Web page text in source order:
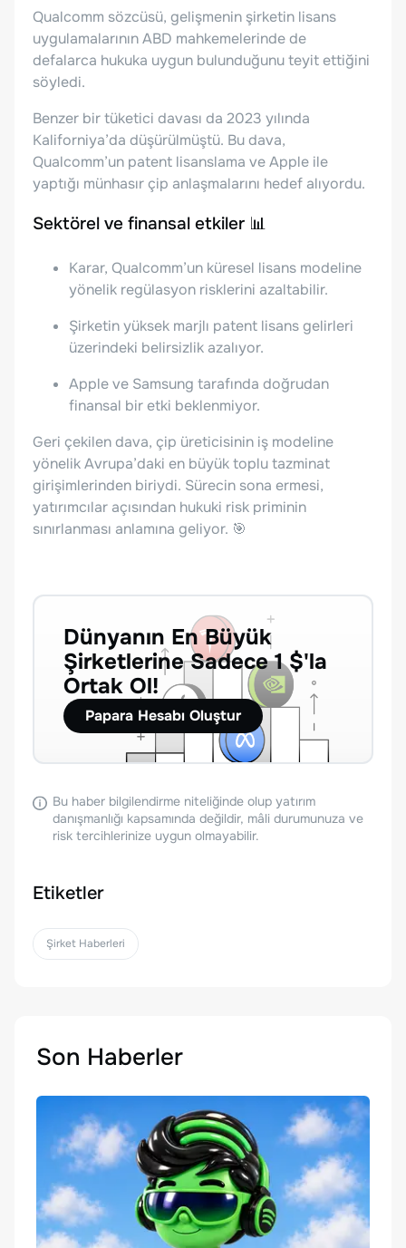
Qualcomm sözcüsü, gelişmenin şirketin lisans
uygulamalarının ABD mahkemelerinde de
defalarca hukuka uygun bulunduğunu teyit ettiğini
söyledi.
Benzer bir tüketici davası da 2023 yılında
Kaliforniya’da düşürülmüştü. Bu dava,
Qualcomm’un patent lisanslama ve Apple ile
yaptığı münhasır çip anlaşmalarını hedef alıyordu.
Sektörel ve finansal etkiler 📊
Karar, Qualcomm’un küresel lisans modeline
yönelik regülasyon risklerini azaltabilir.
Şirketin yüksek marjlı patent lisans gelirleri
üzerindeki belirsizlik azalıyor.
Apple ve Samsung tarafında doğrudan
finansal bir etki beklenmiyor.
Geri çekilen dava, çip üreticisinin iş modeline
yönelik Avrupa’daki en büyük toplu tazminat
girişimlerinden biriydi. Sürecin sona ermesi,
yatırımcılar açısından hukuki risk priminin
sınırlanması anlamına geliyor. 🎯
Dünyanın En Büyük
Şirketlerine Sadece 1 $'la
Ortak Ol!
Papara Hesabı Oluştur
Bu haber bilgilendirme niteliğinde olup yatırım
danışmanlığı kapsamında değildir, mâli durumunuza ve
risk tercihlerinize uygun olmayabilir.
Etiketler
Şirket Haberleri
Son Haberler